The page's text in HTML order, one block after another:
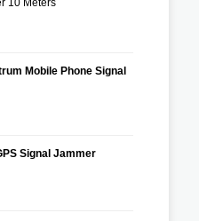
10 Meters
Mobile Phone Signal
Signal Jammer